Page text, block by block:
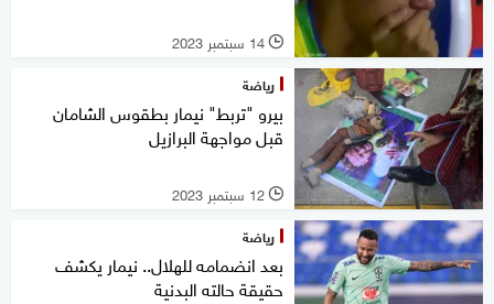
l 14 سبتمبر 2023
رياضة
بيرو "تربط" نيمار بطقوس الشامان
قبل مواجهة البرازيل
l 12 سبتمبر 2023
رياضة
بعد انضمامه للهلال.. نيمار يكشف
حقيقة حالته البدنية